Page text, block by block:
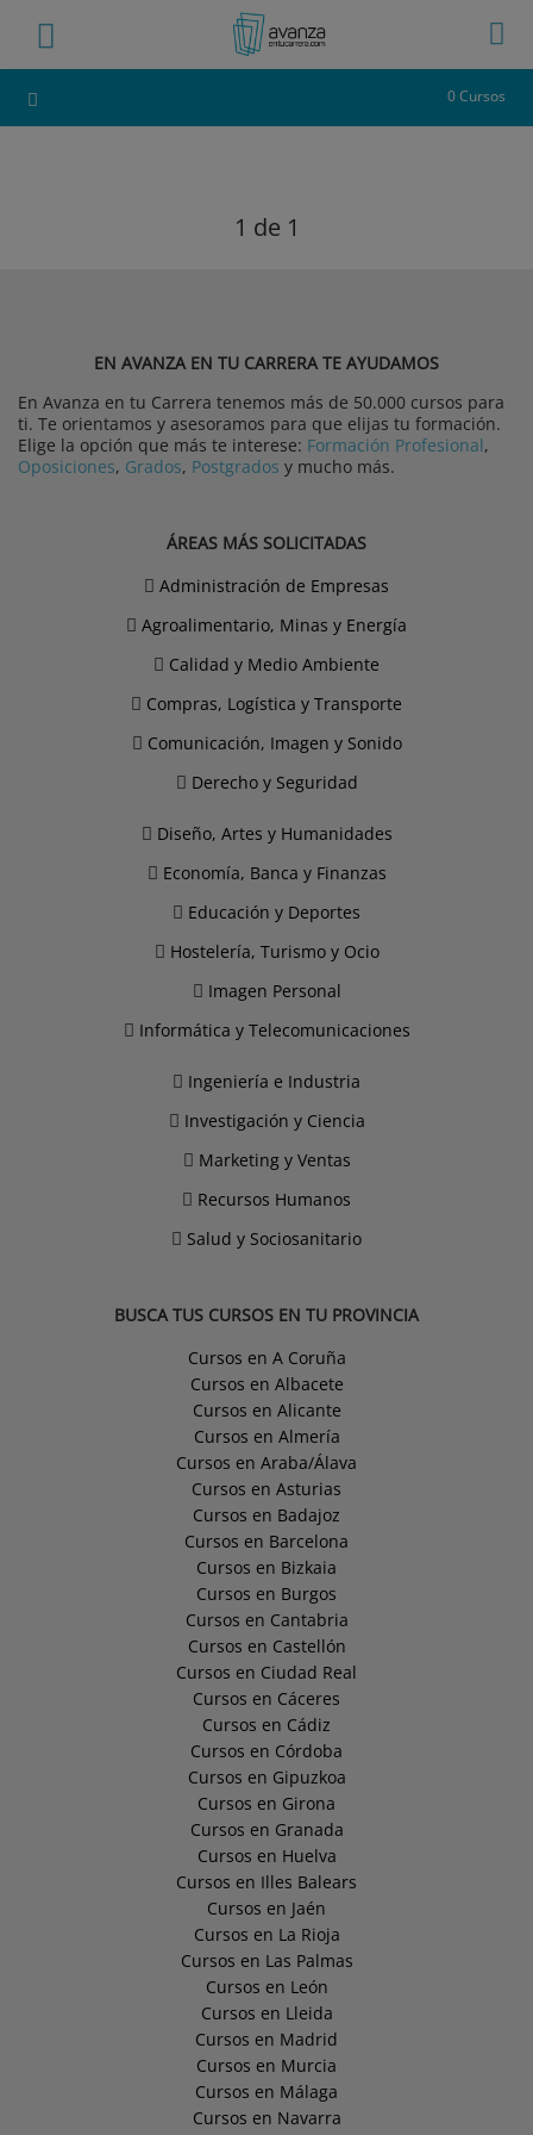
0 Cursos
1 de 1
EN AVANZA EN TU CARRERA TE AYUDAMOS
En Avanza en tu Carrera tenemos más de 50.000 cursos para
ti. Te orientamos y asesoramos para que elijas tu formación.
Elige la opción que más te interese: Formación Profesional,
Oposiciones, Grados, Postgrados y mucho más.
ÁREAS MÁS SOLICITADAS
Administración de Empresas
Agroalimentario, Minas y Energía
Calidad y Medio Ambiente
Compras, Logística y Transporte
Comunicación, Imagen y Sonido
Derecho y Seguridad
Diseño, Artes y Humanidades
Economía, Banca y Finanzas
Educación y Deportes
Hostelería, Turismo y Ocio
Imagen Personal
Informática y Telecomunicaciones
Ingeniería e Industria
Investigación y Ciencia
Marketing y Ventas
Recursos Humanos
Salud y Sociosanitario
BUSCA TUS CURSOS EN TU PROVINCIA
Cursos en A Coruña
Cursos en Albacete
Cursos en Alicante
Cursos en Almería
Cursos en Araba/Álava
Cursos en Asturias
Cursos en Badajoz
Cursos en Barcelona
Cursos en Bizkaia
Cursos en Burgos
Cursos en Cantabria
Cursos en Castellón
Cursos en Ciudad Real
Cursos en Cáceres
Cursos en Cádiz
Cursos en Córdoba
Cursos en Gipuzkoa
Cursos en Girona
Cursos en Granada
Cursos en Huelva
Cursos en Illes Balears
Cursos en Jaén
Cursos en La Rioja
Cursos en Las Palmas
Cursos en León
Cursos en Lleida
Cursos en Madrid
Cursos en Murcia
Cursos en Málaga
Cursos en Navarra